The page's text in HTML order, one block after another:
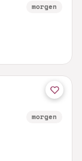
morgen
morgen